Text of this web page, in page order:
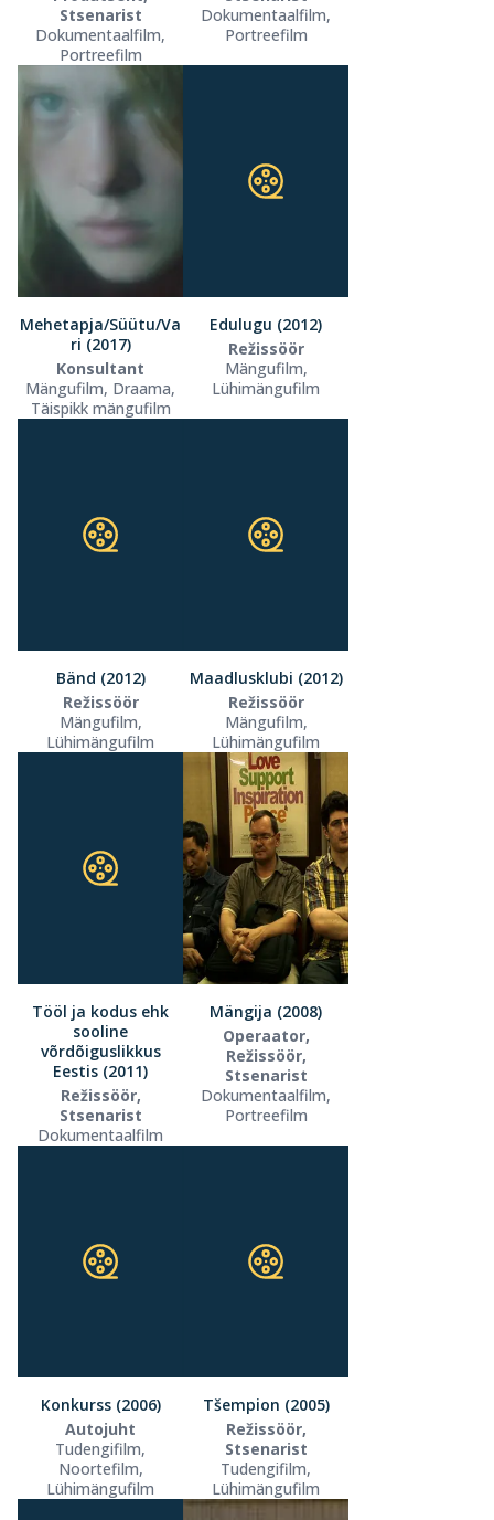
Stsenarist
Dokumentaalfilm,
Portreefilm
Dokumentaalfilm,
Portreefilm
Mehetapja/Süütu/Va
ri (2017)
Konsultant
Mängufilm, Draama,
Täispikk mängufilm
Edulugu (2012)
Režissöör
Mängufilm,
Lühimängufilm
Bänd (2012)
Režissöör
Mängufilm,
Lühimängufilm
Maadlusklubi (2012)
Režissöör
Mängufilm,
Lühimängufilm
Tööl ja kodus ehk
sooline
võrdõiguslikkus
Eestis (2011)
Režissöör,
Stsenarist
Dokumentaalfilm
Mängija (2008)
Operaator,
Režissöör,
Stsenarist
Dokumentaalfilm,
Portreefilm
Konkurss (2006)
Autojuht
Tudengifilm,
Noortefilm,
Lühimängufilm
Tšempion (2005)
Režissöör,
Stsenarist
Tudengifilm,
Lühimängufilm